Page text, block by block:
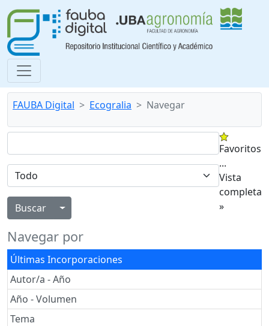
FAUBA Digital Ecogralia Navegar
Alternar menú desplegable
Favoritos
...
Vista
completa
»
Navegar por
Últimas Incorporaciones
Autor/a - Año
Año - Volumen
Tema